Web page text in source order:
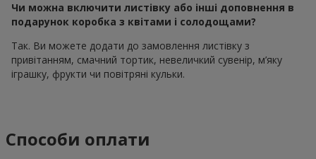
Чи можна включити листівку або інші доповнення в
подарунок коробка з квітами і солодощами?
Так. Ви можете додати до замовлення листівку з
привітанням, смачний тортик, невеличкий сувенір, м’яку
іграшку, фрукти чи повітряні кульки.
Способи оплати